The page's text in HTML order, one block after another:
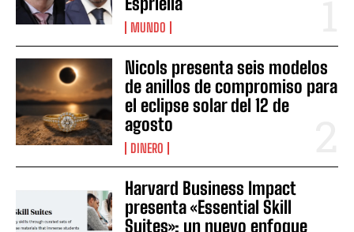
MUNDO
Nicols presenta seis modelos
de anillos de compromiso para
el eclipse solar del 12 de
agosto
DINERO
Harvard Business Impact
presenta «Essential Skill
Suites»: un nuevo enfoque